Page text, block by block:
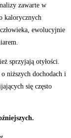
zawarte w
kalorycznych
ewolucyjnie
sprzyjają otyłości.
niższych dochodach i
się często